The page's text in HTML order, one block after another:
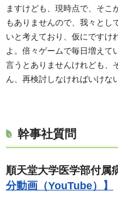
ますけども、現時点で、そこ
もありませんので、我々とし
いと考えており、仮にですけ
よ。倍々ゲームで毎日増えて
言うとありませんけれども、
ん、再検討しなければいけな
幹事社質問
順天堂大学医学部付属
分動画（YouTube）】